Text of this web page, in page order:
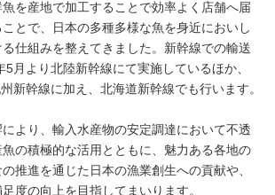
を産地で加工することで効率よく店舗へ届
とで、日本の多種多様な魚を身近においし
仕組みを整えてきました。新幹線での輸送
月より北陸新幹線にて実施しているほか、
新幹線に加え、北海道新幹線でも行います。
より、輸入水産物の安定調達において不透
の積極的な活用とともに、魅力ある各地の
推進を通じた日本の漁業創生への貢献や、
度の向上を目指してまいります。